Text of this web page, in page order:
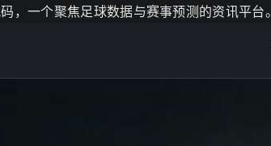
，一个聚焦足球数据与赛事预测的资讯平台。